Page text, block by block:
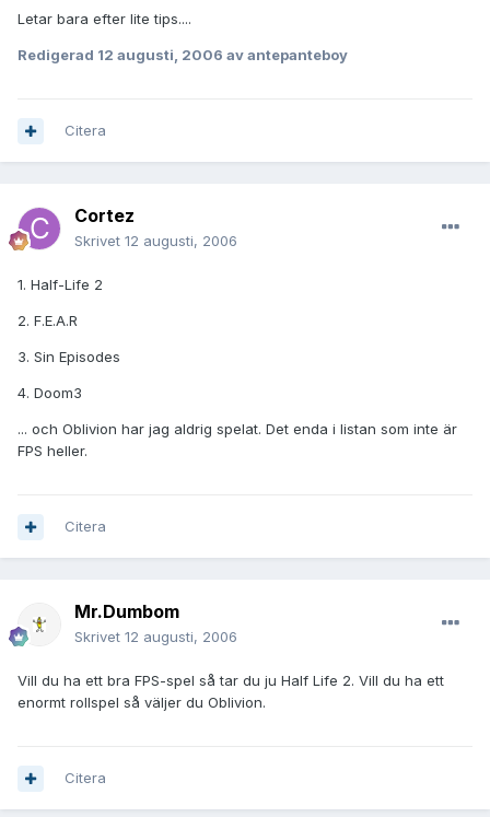
Letar bara efter lite tips....
Redigerad 12 augusti, 2006 av antepanteboy
Citera
Cortez
Skrivet 12 augusti, 2006
1. Half-Life 2
2. F.E.A.R
3. Sin Episodes
4. Doom3
... och Oblivion har jag aldrig spelat. Det enda i listan som inte är
FPS heller.
Citera
Mr.Dumbom
Skrivet 12 augusti, 2006
Vill du ha ett bra FPS-spel så tar du ju Half Life 2. Vill du ha ett
enormt rollspel så väljer du Oblivion.
Citera